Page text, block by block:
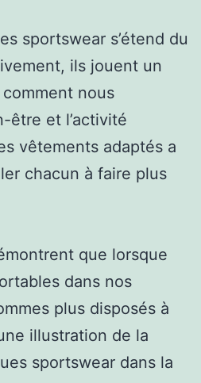
sportswear s’étend du
ils jouent un
nous
être et l’activité
vêtements adaptés a
chacun à faire plus
que lorsque
dans nos
plus disposés à
illustration de la
sportswear dans la